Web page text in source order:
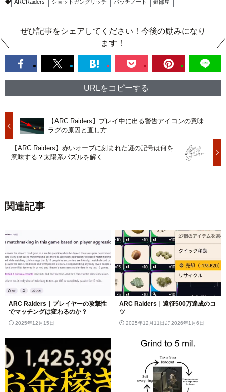
ARCRaiders ショットガングリッチ パッチノート 鍵部屋
ぜひ記事をシェアしてください！今後の励みになり
ます！
URLをコピーする
【ARC Raiders】プレイ中に出る警告アイコンの意味｜
ラグの原因と直し方
【ARC Raiders】赤いオーブに刻まれた謎の記号は何を
意味する？太陽系パズルを解く
関連記事
ARC Raiders｜プレイヤーの攻撃性
でマッチングは変わるのか？
2025年12月15日
ARC Raiders｜遠征500万達成のコ
ツ
2025年12月11日 2026年1月6日